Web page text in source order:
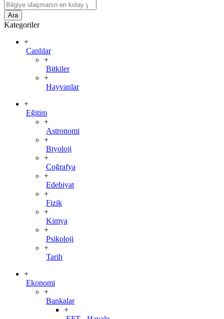
Ara
Kategoriler
+
Canlılar
+
Bitkiler
+
Hayvanlar
+
Eğitim
+
Astronomi
+
Biyoloji
+
Coğrafya
+
Edebiyat
+
Fizik
+
Kimya
+
Psikoloji
+
Tarih
+
Ekonomi
+
Bankalar
+